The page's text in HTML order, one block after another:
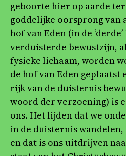
geboorte hier op aarde
goddelijke oorsprong van
hof van Eden (in de
verduisterde bewustzijn,
fysieke lichaam, worden
de hof van Eden geplaatst
rijk van de duisternis
woord der verzoening) is
ons. Het lijden dat we
in de duisternis
en dat is ons uitdrijven